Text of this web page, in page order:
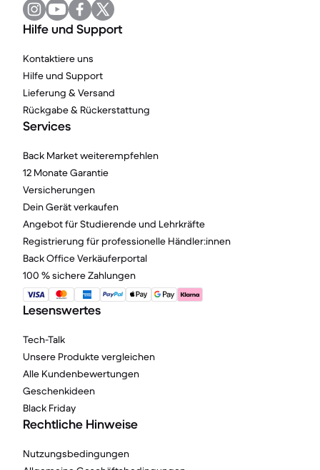
Hilfe und Support
Kontaktiere uns
Hilfe und Support
Lieferung & Versand
Rückgabe & Rückerstattung
Services
Back Market weiterempfehlen
12 Monate Garantie
Versicherungen
Dein Gerät verkaufen
Angebot für Studierende und Lehrkräfte
Registrierung für professionelle Händler:innen
Back Office Verkäuferportal
100 % sichere Zahlungen
Lesenswertes
Tech-Talk
Unsere Produkte vergleichen
Alle Kundenbewertungen
Geschenkideen
Black Friday
Rechtliche Hinweise
Nutzungsbedingungen